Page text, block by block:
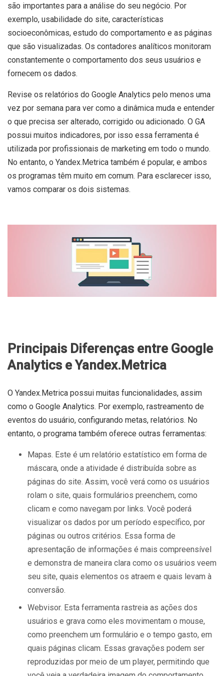
são importantes para a análise do seu negócio. Por
exemplo, usabilidade do site, características
socioeconômicas, estudo do comportamento e as páginas
que são visualizadas. Os contadores analíticos monitoram
constantemente o comportamento dos seus usuários e
fornecem os dados.
Revise os relatórios do Google Analytics pelo menos uma
vez por semana para ver como a dinâmica muda e entender
o que precisa ser alterado, corrigido ou adicionado. O GA
possui muitos indicadores, por isso essa ferramenta é
utilizada por profissionais de marketing em todo o mundo.
No entanto, o Yandex.Metrica também é popular, e ambos
os programas têm muito em comum. Para esclarecer isso,
vamos comparar os dois sistemas.
Principais Diferenças entre Google
Analytics e Yandex.Metrica
O Yandex.Metrica possui muitas funcionalidades, assim
como o Google Analytics. Por exemplo, rastreamento de
eventos do usuário, configurando metas, relatórios. No
entanto, o programa também oferece outras ferramentas:
Mapas. Este é um relatório estatístico em forma de
máscara, onde a atividade é distribuída sobre as
páginas do site. Assim, você verá como os usuários
rolam o site, quais formulários preenchem, como
clicam e como navegam por links. Você poderá
visualizar os dados por um período específico, por
páginas ou outros critérios. Essa forma de
apresentação de informações é mais compreensível
e demonstra de maneira clara como os usuários veem
seu site, quais elementos os atraem e quais levam à
conversão.
Webvisor. Esta ferramenta rastreia as ações dos
usuários e grava como eles movimentam o mouse,
como preenchem um formulário e o tempo gasto, em
quais páginas clicam. Essas gravações podem ser
reproduzidas por meio de um player, permitindo que